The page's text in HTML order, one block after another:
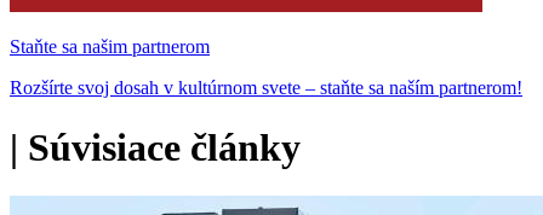
Staňte sa našim partnerom
Rozšírte svoj dosah v kultúrnom svete – staňte sa naším partnerom!
| Súvisiace články